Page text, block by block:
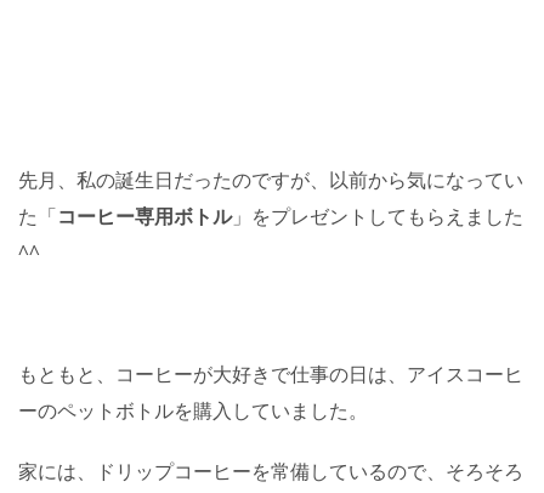
先月、私の誕生日だったのですが、以前から気になってい
た「コーヒー専用ボトル」をプレゼントしてもらえました
^^
もともと、コーヒーが大好きで仕事の日は、アイスコーヒ
ーのペットボトルを購入していました。
家には、ドリップコーヒーを常備しているので、そろそろ